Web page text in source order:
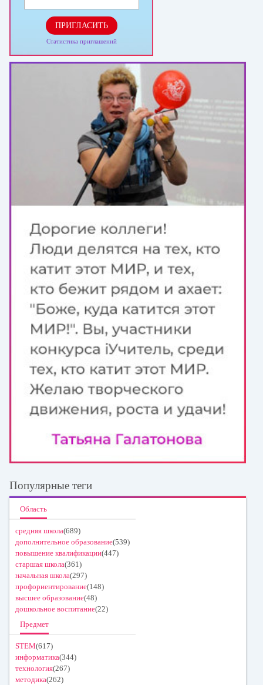
ПРИГЛАСИТЬ
Статистика приглашений
Популярные теги
Область
средняя школа(689)
дополнительное образование(539)
повышение квалификации(447)
старшая школа(361)
начальная школа(297)
профориентирование(148)
высшее образование(48)
дошкольное воспитание(22)
Предмет
STEM(617)
информатика(344)
технология(267)
методика(262)